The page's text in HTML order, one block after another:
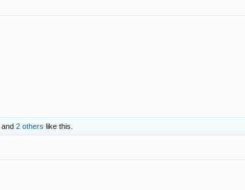
and 2 others like this.